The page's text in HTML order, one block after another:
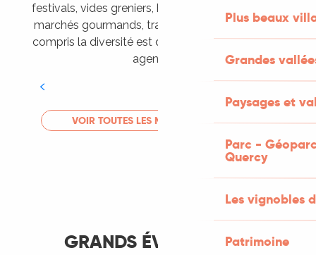
Plus beaux
Grandes
Paysages et
Parc -
Quercy
Les vignobles
Patrimoine
festivals, vides greniers, brocantes, fêtes votives,
marchés gourmands, trails sportifs… Vous l’aurez
compris la diversité est de mise, alors tous à vos
agendas !
LIRE LA SUITE
VOIR TOUTES LES MANIFESTATIONS
GRANDS ÉVÈNEMENTS